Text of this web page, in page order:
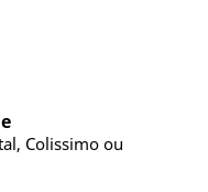
Colissimo ou